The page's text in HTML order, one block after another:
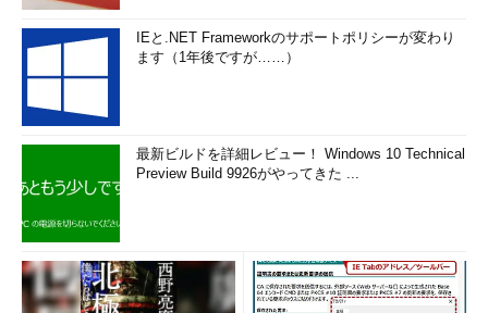
IEと.NET Frameworkのサポートポリシーが変わり
ます（1年後ですが……）
最新ビルドを詳細レビュー！ Windows 10 Technical
Preview Build 9926がやってきた ...